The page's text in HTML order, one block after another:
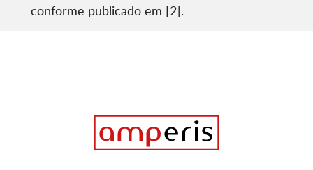
conforme publicado em [2].